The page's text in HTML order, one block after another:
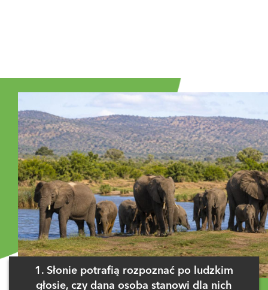
1. Słonie potrafią rozpoznać po ludzkim
głosie, czy dana osoba stanowi dla nich